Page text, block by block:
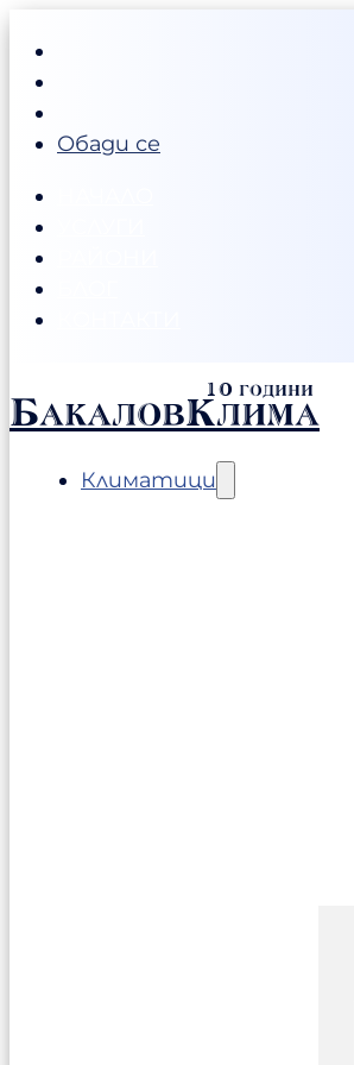
Обади се
БакаловКлима
Климатици